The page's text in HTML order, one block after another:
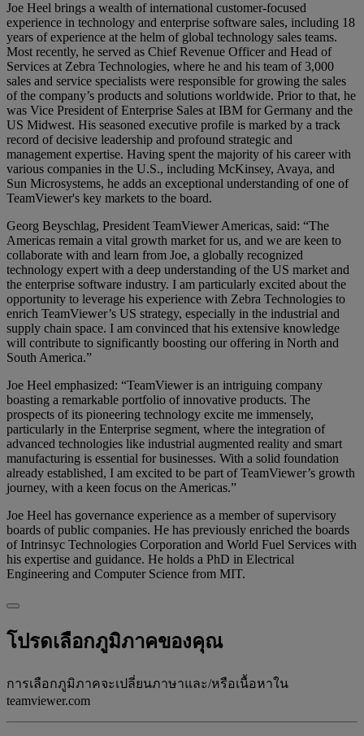
Joe Heel brings a wealth of international customer-focused
experience in technology and enterprise software sales, including 18
years of experience at the helm of global technology sales teams.
Most recently, he served as Chief Revenue Officer and Head of
Services at Zebra Technologies, where he and his team of 3,000
sales and service specialists were responsible for growing the sales
of the company’s products and solutions worldwide. Prior to that, he
was Vice President of Enterprise Sales at IBM for Germany and the
US Midwest. His seasoned executive profile is marked by a track
record of decisive leadership and profound strategic and
management expertise. Having spent the majority of his career with
various companies in the U.S., including McKinsey, Avaya, and
Sun Microsystems, he adds an exceptional understanding of one of
TeamViewer's key markets to the board.
Georg Beyschlag, President TeamViewer Americas, said: “The
Americas remain a vital growth market for us, and we are keen to
collaborate with and learn from Joe, a globally recognized
technology expert with a deep understanding of the US market and
the enterprise software industry. I am particularly excited about the
opportunity to leverage his experience with Zebra Technologies to
enrich TeamViewer’s US strategy, especially in the industrial and
supply chain space. I am convinced that his extensive knowledge
will contribute to significantly boosting our offering in North and
South America.”
Joe Heel emphasized: “TeamViewer is an intriguing company
boasting a remarkable portfolio of innovative products. The
prospects of its pioneering technology excite me immensely,
particularly in the Enterprise segment, where the integration of
advanced technologies like industrial augmented reality and smart
manufacturing is essential for businesses. With a solid foundation
already established, I am excited to be part of TeamViewer’s growth
journey, with a keen focus on the Americas.”
Joe Heel has governance experience as a member of supervisory
boards of public companies. He has previously enriched the boards
of Intrinsyc Technologies Corporation and World Fuel Services with
his expertise and guidance. He holds a PhD in Electrical
Engineering and Computer Science from MIT.
โปรดเลือกภูมิภาคของคุณ
การเลือกภูมิภาคจะเปลี่ยนภาษาและ/หรือเนื้อหาใน
teamviewer.com